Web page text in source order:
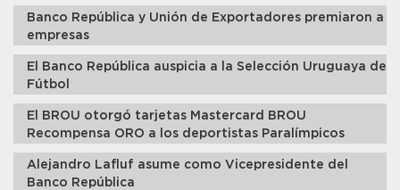
Banco República y Unión de Exportadores premiaron a
empresas
El Banco República auspicia a la Selección Uruguaya de
Fútbol
El BROU otorgó tarjetas Mastercard BROU
Recompensa ORO a los deportistas Paralímpicos
Alejandro Lafluf asume como Vicepresidente del
Banco República